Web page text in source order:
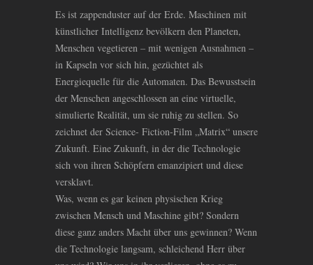
Es ist zappenduster auf der Erde. Maschinen mit
künstlicher Intelligenz bevölkern den Planeten,
Menschen vegetieren – mit wenigen Ausnahmen –
in Kapseln vor sich hin, gezüchtet als
Energiequelle für die Automaten. Das Bewusstsein
der Menschen angeschlossen an eine virtuelle,
simulierte Realität, um sie ruhig zu stellen. So
zeichnet der Science- Fiction-Film „Matrix“ unsere
Zukunft. Eine Zukunft, in der die Technologie
sich von ihren Schöpfern emanzipiert und diese
versklavt.
Was, wenn es gar keinen physischen Krieg
zwischen Mensch und Maschine gibt? Sondern
diese ganz anders Macht über uns gewinnen? Wenn
die Technologie langsam, schleichend Herr über